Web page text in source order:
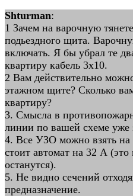
Shturman:
1 Зачем на варочную
подьездного щита.
включать. Я бы убрал те
квартиру кабель 3х10.
2 Вам действительно
этажном щите? Сколько
квартиру?
3. Смысла в
линии по вашей схеме
4. Все УЗО можно взять
стоит автомат на 32 А
останутся).
5. Не видно сечений
предназначение.